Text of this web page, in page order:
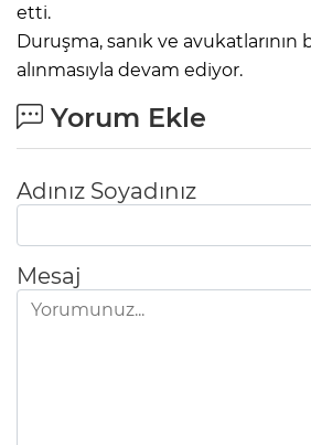
etti.
Duruşma, sanık ve avukatlarının
alınmasıyla devam ediyor.
Yorum Ekle
Adınız Soyadınız
Mesaj